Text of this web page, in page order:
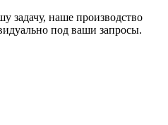
задачу, наше производство
под ваши запросы.